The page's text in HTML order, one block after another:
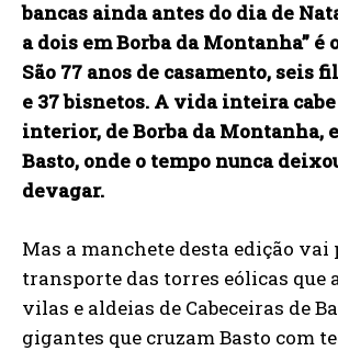
bancas ainda antes do dia de
a dois em Borba da Montanha” é
São 77 anos de casamento, seis
e 37 bisnetos. A vida inteira cabe
interior, de Borba da Montanha,
Basto, onde o tempo nunca
devagar.
Mas a manchete desta edição vai
transporte das torres eólicas que
vilas e aldeias de Cabeceiras de
gigantes que cruzam Basto com